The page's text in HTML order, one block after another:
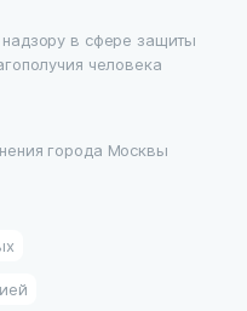
в сфере защиты
человека
города Москвы